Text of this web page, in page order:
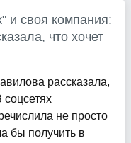
и своя компания:
что хочет
рассказала,
соцсетях
не просто
бы получить в